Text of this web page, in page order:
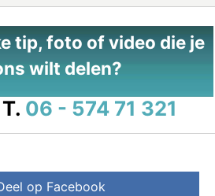
tip, foto of video die je
wilt delen?
T. 06 - 574 71 321
op Facebook